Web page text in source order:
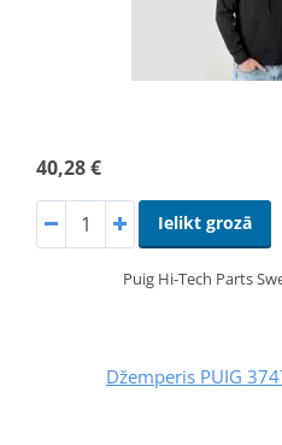
40,28 €
Ielikt grozā
Puig Hi-Tech Parts
Džemperis PUIG